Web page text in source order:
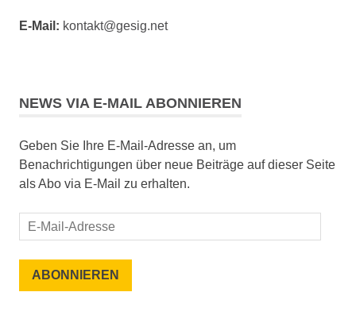
E-Mail: kontakt@gesig.net
NEWS VIA E-MAIL ABONNIEREN
Geben Sie Ihre E-Mail-Adresse an, um
Benachrichtigungen über neue Beiträge auf dieser Seite
als Abo via E-Mail zu erhalten.
E-
Mail-
Adresse
ABONNIEREN